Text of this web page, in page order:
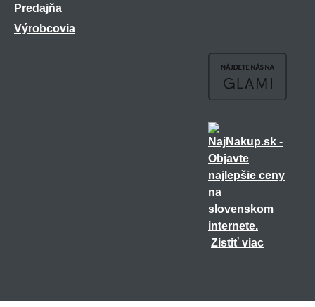
Predajňa
Výrobcovia
Zistiť viac